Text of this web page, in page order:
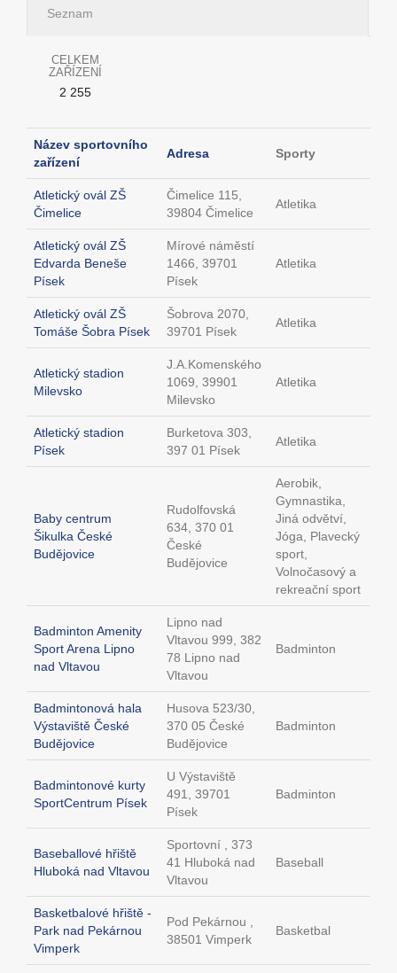
Seznam
CELKEM
ZAŘÍZENÍ
2 255
Název sportovního
zařízení
Adresa Sporty
Atletický ovál ZŠ
Čimelice
Čimelice 115,
39804 Čimelice
Atletika
Atletický ovál ZŠ
Edvarda Beneše
Písek
Mírové náměstí
1466, 39701
Písek
Atletika
Atletický ovál ZŠ
Tomáše Šobra Písek
Šobrova 2070,
39701 Písek
Atletika
Atletický stadion
Milevsko
J.A.Komenského
1069, 39901
Milevsko
Atletika
Atletický stadion
Písek
Burketova 303,
397 01 Písek
Atletika
Baby centrum
Šikulka České
Budějovice
Rudolfovská
634, 370 01
České
Budějovice
Aerobik,
Gymnastika,
Jiná odvětví,
Jóga, Plavecký
sport,
Volnočasový a
rekreační sport
Badminton Amenity
Sport Arena Lipno
nad Vltavou
Lipno nad
Vltavou 999, 382
78 Lipno nad
Vltavou
Badminton
Badmintonová hala
Výstaviště České
Budějovice
Husova 523/30,
370 05 České
Budějovice
Badminton
Badmintonové kurty
SportCentrum Písek
U Výstaviště
491, 39701
Písek
Badminton
Baseballové hřiště
Hluboká nad Vltavou
Sportovní , 373
41 Hluboká nad
Vltavou
Baseball
Basketbalové hřiště -
Park nad Pekárnou
Vimperk
Pod Pekárnou ,
38501 Vimperk
Basketbal